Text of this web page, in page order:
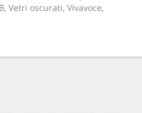
Vetri oscurati, Vivavoce,